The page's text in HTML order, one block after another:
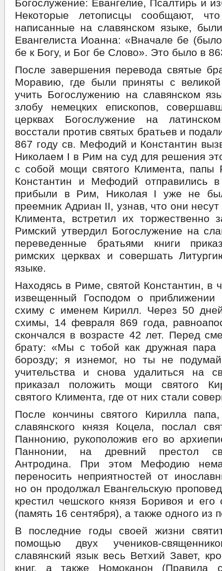
Богослужение: Евангелие, Псалтирь и
Некоторые летописцы сообщают,
написанные на славянском языке,
Евангелиста Иоанна: «Вначале бе
бе к Богу, и Бог бе Слово». Это было в
После завершения перевода святые
Моравию, где были приняты с
учить Богослужению на славянском
злобу немецких епископов,
церквах Богослужение на
восстали против святых братьев и
867 году св. Мефодий и Константин
Николаем I в Рим на суд для решения
с собой мощи святого Климента, папы
Константин и Мефодий отправились
прибыли в Рим, Николая I уже не
преемник Адриан II, узнав, что они
Климента, встретил их торжественно
Римский утвердил Богослужение на
переведенные братьями книги
римских церквах и совершать
языке.
Находясь в Риме, святой Константин, в
извещенный Господом о приближении
схиму с именем Кирилл. Через 50
схимы, 14 февраля 869 года,
скончался в возрасте 42 лет. Перед
брату: «Мы с тобой как дружная пара
борозду; я изнемог, но ты не
учительства и снова удалиться на
приказал положить мощи святого
святого Климента, где от них стали
После кончины святого Кирилла
славянского князя Коцела, послал
Паннонию, рукоположив его во
Паннонии, на древний престол
Антродина. При этом Мефодию
переносить неприятностей от
но он продолжал Евангельскую
крестил чешского князя Боривоя и его
(память 16 сентября), а также одного из
В последние годы своей жизни
помощью двух учеников-
славянский язык весь Ветхий Завет,
книг, а также Номоканон (Правила